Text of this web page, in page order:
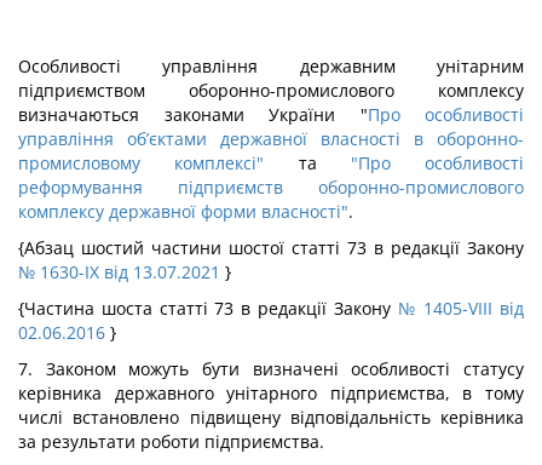
Особливості управління державним унітарним
підприємством оборонно-промислового комплексу
визначаються законами України "Про особливості
управління об’єктами державної власності в оборонно-
промисловому комплексі" та "Про особливості
реформування підприємств оборонно-промислового
комплексу державної форми власності".
{Абзац шостий частини шостої статті 73 в редакції Закону
№ 1630-IX від 13.07.2021 }
{Частина шоста статті 73 в редакції Закону № 1405-VIII від
02.06.2016 }
7. Законом можуть бути визначені особливості статусу
керівника державного унітарного підприємства, в тому
числі встановлено підвищену відповідальність керівника
за результати роботи підприємства.